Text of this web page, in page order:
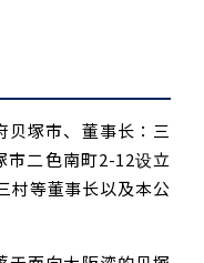
贝塚市、董事长：三
市二色南町2-12设立
村等董事长以及本公